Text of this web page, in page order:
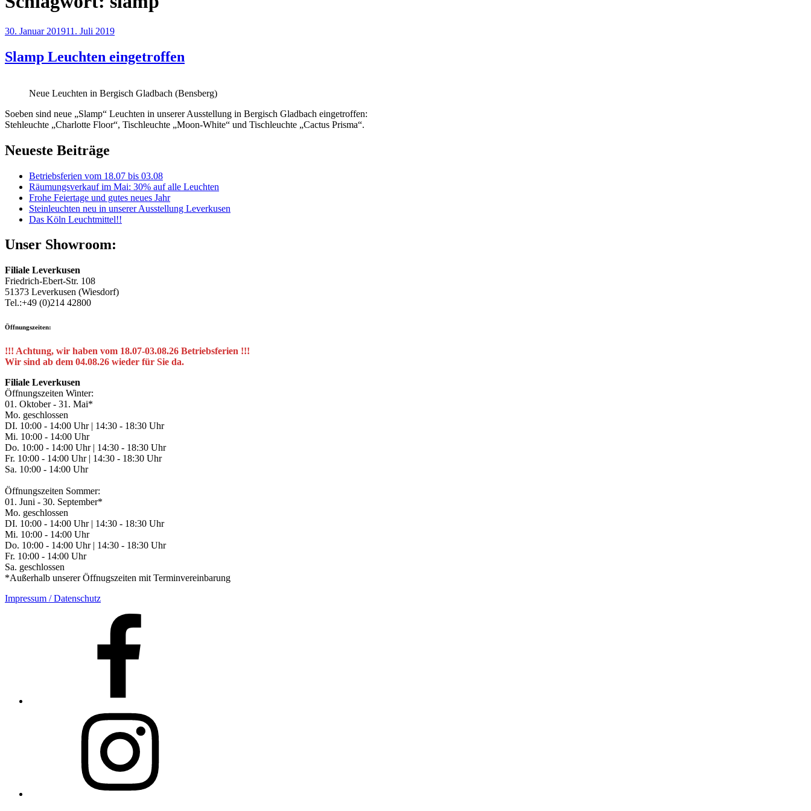
Veröffentlicht
30. Januar 201911. Juli 2019
Slamp Leuchten eingetroffen
Neue Leuchten in Bergisch Gladbach (Bensberg)
Soeben sind neue „Slamp“ Leuchten in unserer Ausstellung in Bergisch Gladbach eingetroffen:
Stehleuchte „Charlotte Floor“, Tischleuchte „Moon-White“ und Tischleuchte „Cactus Prisma“.
Neueste Beiträge
Betriebsferien vom 18.07 bis 03.08
Räumungsverkauf im Mai: 30% auf alle Leuchten
Frohe Feiertage und gutes neues Jahr
Steinleuchten neu in unserer Ausstellung Leverkusen
Das Köln Leuchtmittel!!
Unser Showroom:
Filiale Leverkusen
Friedrich-Ebert-Str. 108
51373 Leverkusen (Wiesdorf)
Tel.:+49 (0)214 42800
Öffnungszeiten:
!!! Achtung, wir haben vom 18.07-03.08.26 Betriebsferien !!!
Wir sind ab dem 04.08.26 wieder für Sie da.
Filiale Leverkusen
Öffnungszeiten Winter:
01. Oktober - 31. Mai*
Mo. geschlossen
DI. 10:00 - 14:00 Uhr | 14:30 - 18:30 Uhr
Mi. 10:00 - 14:00 Uhr
Do. 10:00 - 14:00 Uhr | 14:30 - 18:30 Uhr
Fr. 10:00 - 14:00 Uhr | 14:30 - 18:30 Uhr
Sa. 10:00 - 14:00 Uhr
Öffnungszeiten Sommer:
01. Juni - 30. September*
Mo. geschlossen
DI. 10:00 - 14:00 Uhr | 14:30 - 18:30 Uhr
Mi. 10:00 - 14:00 Uhr
Do. 10:00 - 14:00 Uhr | 14:30 - 18:30 Uhr
Fr. 10:00 - 14:00 Uhr
Sa. geschlossen
*Außerhalb unserer Öffnugszeiten mit Terminvereinbarung
Impressum / Datenschutz